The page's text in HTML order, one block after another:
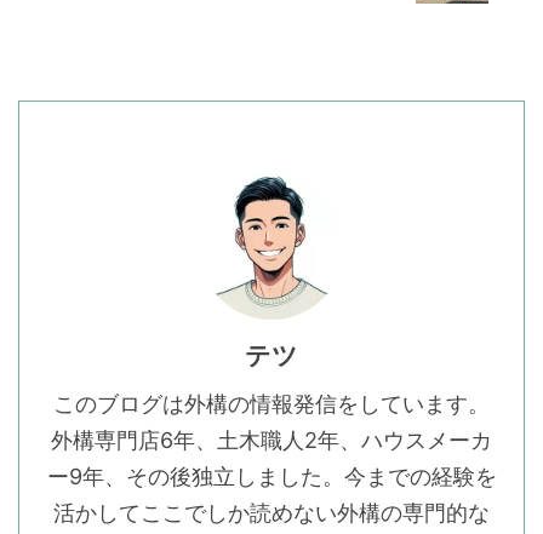
テツ
このブログは外構の情報発信をしています。
外構専門店6年、土木職人2年、ハウスメーカ
ー9年、その後独立しました。今までの経験を
活かしてここでしか読めない外構の専門的な